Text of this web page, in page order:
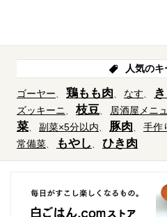
人気の
ゴーヤー 鶏もも肉 なす
ズッキーニ 枝豆 居酒屋メニ
菜
副菜×5分以内 豚肉 手作
常備菜
もやし ひき肉